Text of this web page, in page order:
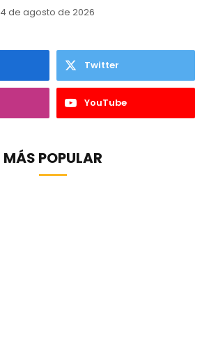
4 de agosto de 2026
Twitter
YouTube
MÁS POPULAR